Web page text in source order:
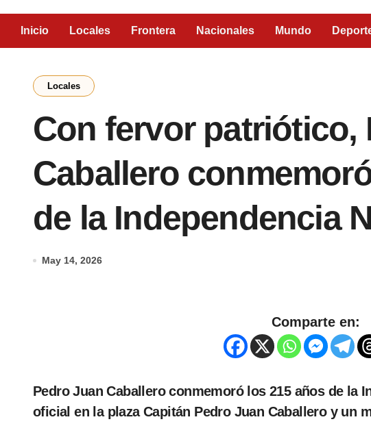
Inicio Locales Frontera Nacionales Mundo
Locales
Con fervor patriótico,
Caballero
de la Independencia
May 14, 2026
Comparte en:
Pedro Juan Caballero conmemoró los 215 años de la Independencia Nacional con un acto
oficial en la plaza Capitán Pedro Juan Caballero y un